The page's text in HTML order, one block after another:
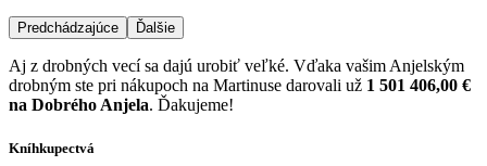
Predchádzajúce Ďalšie
Aj z drobných vecí sa dajú urobiť veľké. Vďaka vašim Anjelským
drobným ste pri nákupoch na Martinuse darovali už 1 501 406,00 €
na Dobrého Anjela. Ďakujeme!
Kníhkupectvá